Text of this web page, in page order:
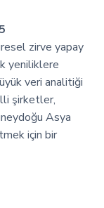
zirve yapay
yeniliklere
veri analitiği
şirketler,
Asya
için bir